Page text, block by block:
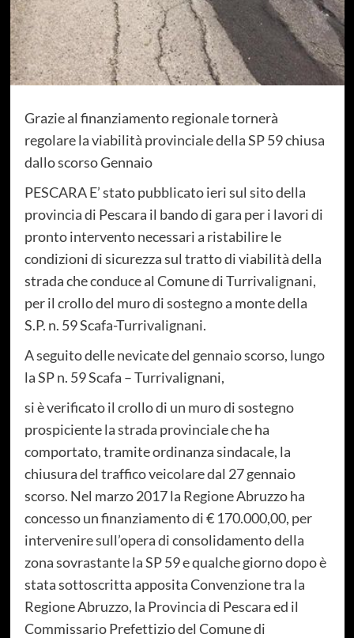
Grazie al finanziamento regionale tornerà
regolare la viabilità provinciale della SP 59 chiusa
dallo scorso Gennaio
PESCARA E’ stato pubblicato ieri sul sito della
provincia di Pescara il bando di gara per i lavori di
pronto intervento necessari a ristabilire le
condizioni di sicurezza sul tratto di viabilità della
strada che conduce al Comune di Turrivalignani,
per il crollo del muro di sostegno a monte della
S.P. n. 59 Scafa-Turrivalignani.
A seguito delle nevicate del gennaio scorso, lungo
la SP n. 59 Scafa – Turrivalignani,
si è verificato il crollo di un muro di sostegno
prospiciente la strada provinciale che ha
comportato, tramite ordinanza sindacale, la
chiusura del traffico veicolare dal 27 gennaio
scorso. Nel marzo 2017 la Regione Abruzzo ha
concesso un finanziamento di € 170.000,00, per
intervenire sull’opera di consolidamento della
zona sovrastante la SP 59 e qualche giorno dopo è
stata sottoscritta apposita Convenzione tra la
Regione Abruzzo, la Provincia di Pescara ed il
Commissario Prefettizio del Comune di